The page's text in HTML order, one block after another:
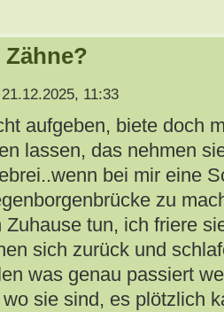
Zähne?
11:33
aufgeben, biete doch
lassen, das nehmen
bei mir eine
zu
Zuhause tun, ich friere
sich zurück und
was genau passiert
sie sind, es plötzlich